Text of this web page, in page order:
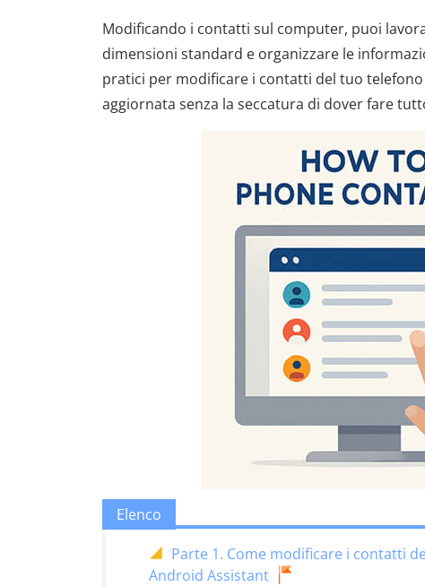
Modificando i contatti sul computer, puoi
dimensioni standard e organizzare le
pratici per modificare i contatti del tuo
aggiornata senza la seccatura di dover fare
Elenco
Parte 1. Come modificare i contatti
Android Assistant